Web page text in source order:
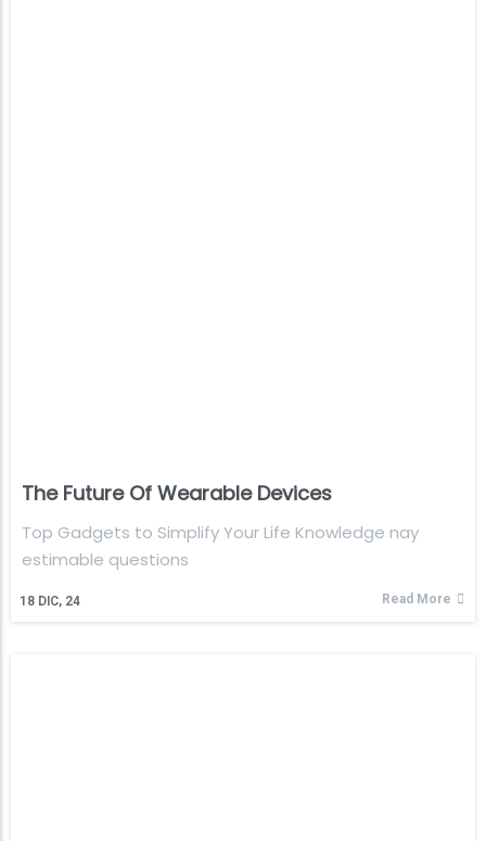
The Future Of Wearable Devices
18 DIC, 24
Top Gadgets to Simplify Your Life Knowledge nay
estimable questions
Read More